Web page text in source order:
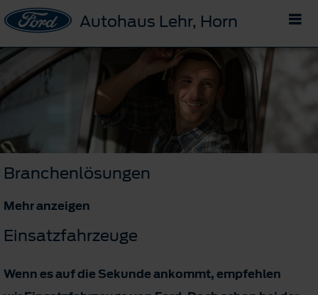
Autohaus Lehr, Horn
Branchenlösungen
Mehr anzeigen
Einsatzfahrzeuge
Wenn es auf die Sekunde ankommt, empfehlen